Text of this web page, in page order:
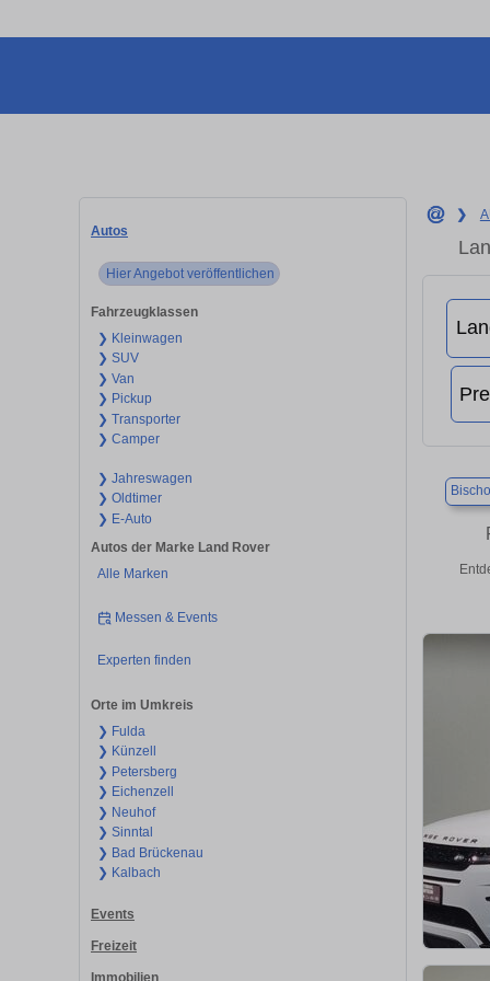
Autos
Hier Angebot veröffentlichen
Fahrzeugklassen
❯ Kleinwagen
❯ SUV
❯ Van
❯ Pickup
❯ Transporter
❯ Camper
❯ Jahreswagen
❯ Oldtimer
❯ E-Auto
Autos der Marke Land Rover
Alle Marken
Messen & Events
Experten finden
Orte im Umkreis
❯ Fulda
❯ Künzell
❯ Petersberg
❯ Eichenzell
❯ Neuhof
❯ Sinntal
❯ Bad Brückenau
❯ Kalbach
Events
Freizeit
Immobilien
❯